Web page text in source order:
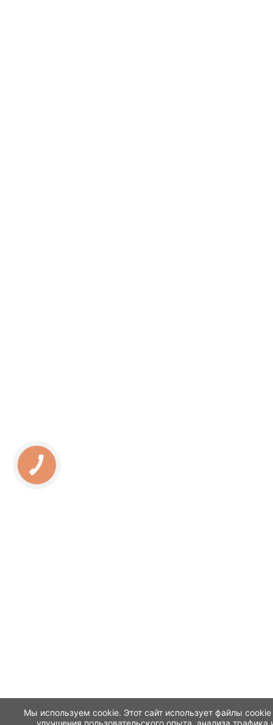
Мы используем cookie. Этот сайт использует файлы cookie
улучшения пользовательского опыта, анализа трафика